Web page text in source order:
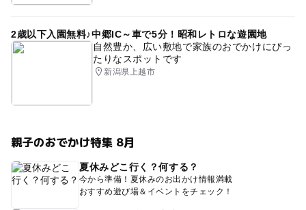
2歳以下入園無料♪中郷IC～車で5分！昭和レトロな遊園地
自然豊か、広い敷地で家族のおでかけにぴっ
たりなスポットです
新潟県上越市
親子のおでかけ特集 8月
夏休みどこ行く？何する？
今から準備！夏休みのお出かけ情報満載
おすすめ遊び場＆イベントをチェック！